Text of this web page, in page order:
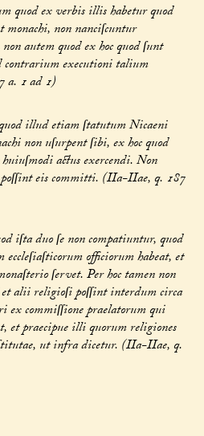
quod ex verbis illis habetur quod
monachi, non nanciſcuntur
autem quod ex hoc quod ſunt
contrarium executioni talium
a. 1 ad 1)
illud etiam ſtatutum Nicaeni
non uſurpent ſibi, ex hoc quod
actus exercendi. Non
eis committi. (IIa-IIae, q. 187
iſta duo ſe non compatiuntur, quod
officiorum habeat, et
ſervet. Per hoc tamen non
alii religioſi poſſint interdum circa
ex commiſſione praelatorum qui
et praecipue illi quorum religiones
ut infra dicetur. (IIa-IIae, q.